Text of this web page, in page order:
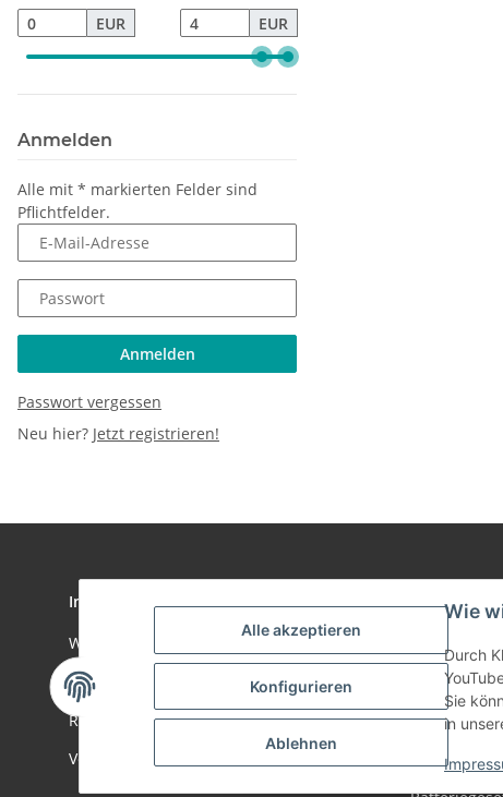
Alle akzeptieren
Konfigurieren
Ablehnen
Wie
Durch
Sie
in
EUR
EUR
Anmelden
Alle mit * markierten Felder sind
Pflichtfelder.
E-Mail-Adresse
Passwort
Anmelden
Passwort vergessen
Neu hier? Jetzt registrieren!
Informationen
Wir über uns
Zahlungsmöglichkeiten
Rückgabe
Versandinformationen
Sitemap
Impressum